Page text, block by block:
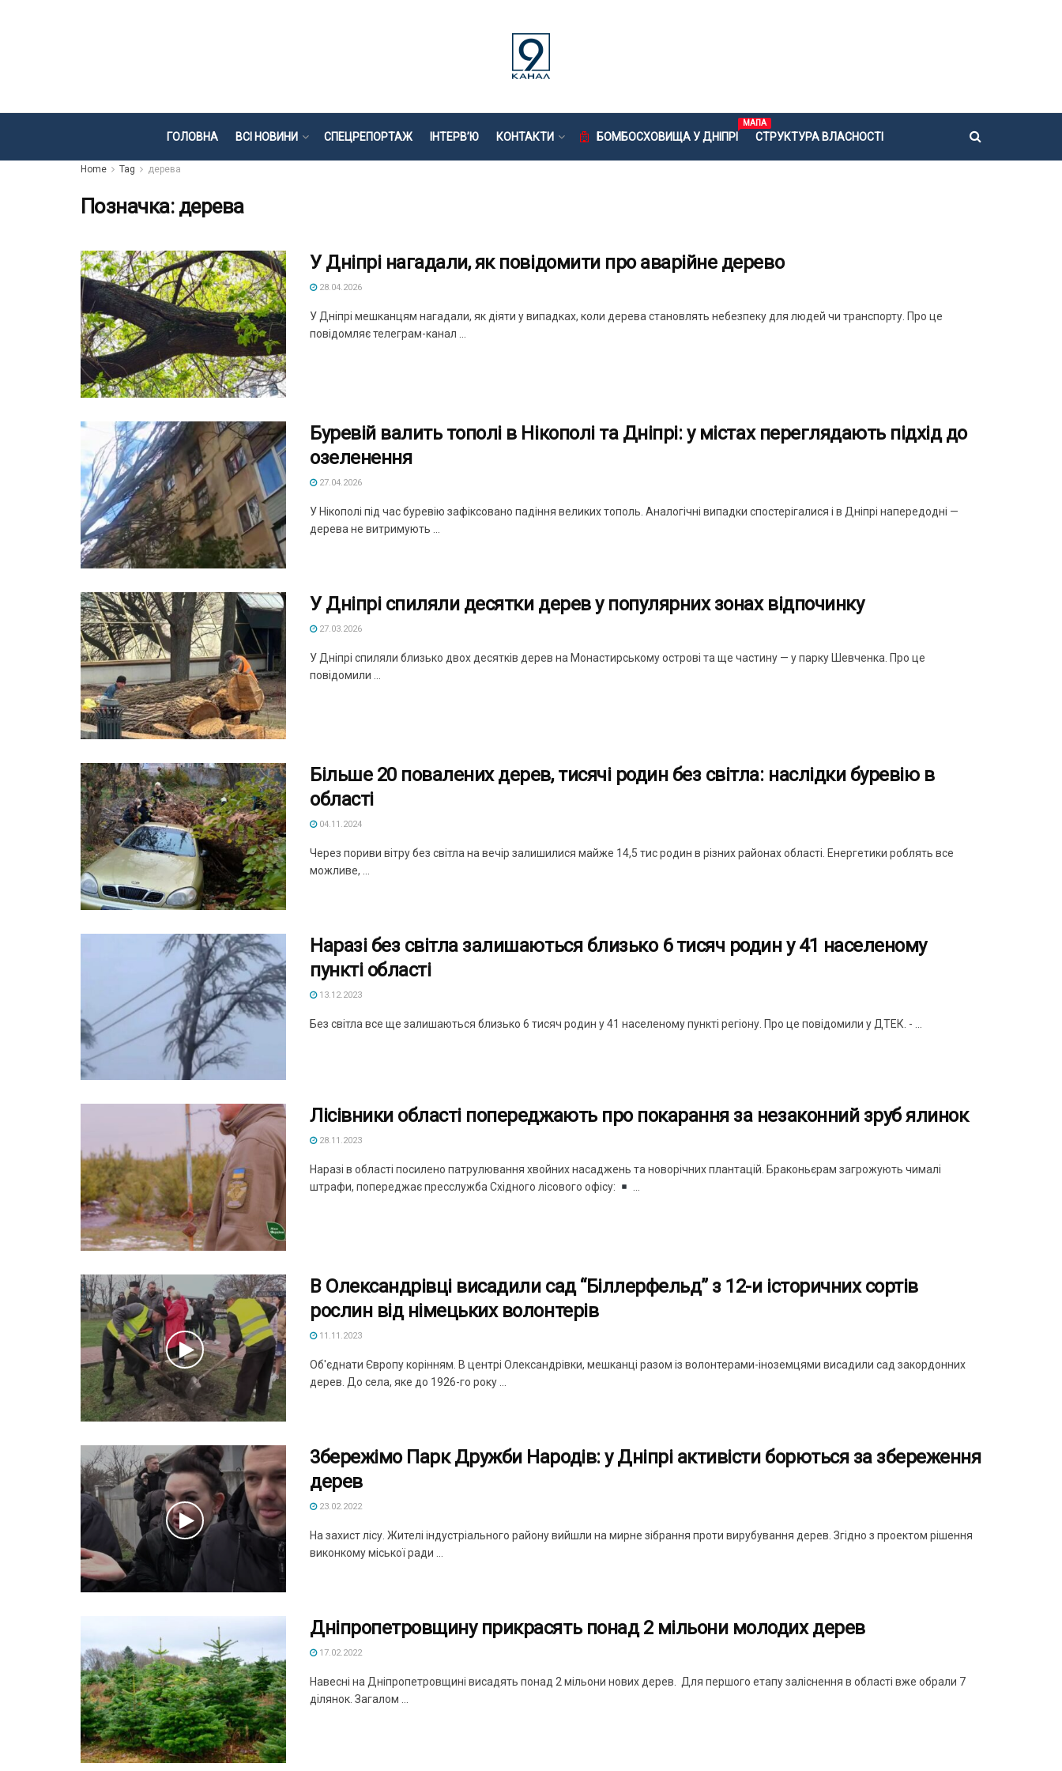
ГОЛОВНА ВСІ НОВИНИ СПЕЦРЕПОРТАЖ ІНТЕРВ’Ю КОНТАКТИ БОМБОСХОВИЩА У ДНІПРІ
МАПА
СТРУКТУРА ВЛАСНОСТІ
Home Tag дерева
Позначка: дерева
У Дніпрі нагадали, як повідомити про аварійне дерево
28.04.2026
У Дніпрі мешканцям нагадали, як діяти у випадках, коли дерева становлять небезпеку для людей чи транспорту. Про це
повідомляє телеграм-канал ...
Буревій валить тополі в Нікополі та Дніпрі: у містах переглядають підхід до
озеленення
27.04.2026
У Нікополі під час буревію зафіксовано падіння великих тополь. Аналогічні випадки спостерігалися і в Дніпрі напередодні —
дерева не витримують ...
У Дніпрі спиляли десятки дерев у популярних зонах відпочинку
27.03.2026
У Дніпрі спиляли близько двох десятків дерев на Монастирському острові та ще частину — у парку Шевченка. Про це
повідомили ...
Більше 20 повалених дерев, тисячі родин без світла: наслідки буревію в
області
04.11.2024
Через пориви вітру без світла на вечір залишилися майже 14,5 тис родин в різних районах області. Енергетики роблять все
можливе, ...
Наразі без світла залишаються близько 6 тисяч родин у 41 населеному
пункті області
13.12.2023
Без світла все ще залишаються близько 6 тисяч родин у 41 населеному пункті регіону. Про це повідомили у ДТЕК. - ...
Лісівники області попереджають про покарання за незаконний зруб ялинок
28.11.2023
Наразі в області посилено патрулювання хвойних насаджень та новорічних плантацій. Браконьєрам загрожують чималі
штрафи, попереджає пресслужба Східного лісового офісу:
...
В Олександрівці висадили сад “Біллерфельд” з 12-и історичних сортів
рослин від німецьких волонтерів
11.11.2023
Об'єднати Європу корінням. В центрі Олександрівки, мешканці разом із волонтерами-іноземцями висадили сад закордонних
дерев. До села, яке до 1926-го року ...
3бережімо Парк Дружби Народів: у Дніпрі активісти борються за збереження
дерев
23.02.2022
На захист лісу. Жителі індустрiального району вийшли на мирне зібрання проти вирубування дерев. Згідно з проектом рішення
виконкому міської ради ...
Дніпропетровщину прикрасять понад 2 мільони молодих дерев
17.02.2022
Навесні на Дніпропетровщині висадять понад 2 мільони нових дерев. Для першого етапу заліснення в області вже обрали 7
ділянок. Загалом ...